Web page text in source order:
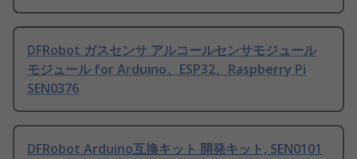
DFRobot ガスセンサ アルコールセンサモジュール
モジュール for Arduino、ESP32、Raspberry Pi
SEN0376
DFRobot Arduino互換キット 開発キット, SEN0101